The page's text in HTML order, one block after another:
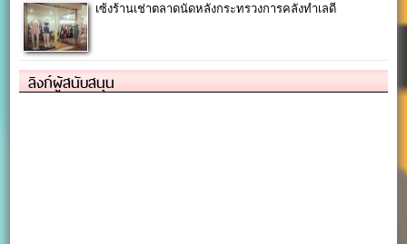
เซ้งร้านเช่าตลาดนัดหลังกระทรวงการคลังทำเลดี
ลิงก์ผู้สนับสนุน